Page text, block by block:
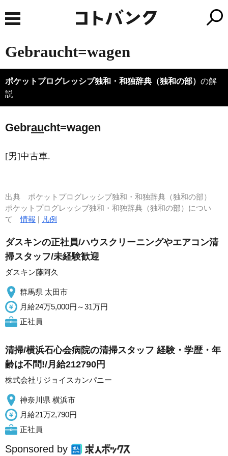
Gebraucht=wagen
ポケットプログレッシブ独和・和独辞典（独和の部） の解
説
Gebraucht=wagen
[男]中古車.
出典 ポケットプログレッシブ独和・和独辞典（独和の部）
ポケットプログレッシブ独和・和独辞典（独和の部）につい
て情報 | 凡例
ダスキンの正社員/ハウスクリーニングやエアコン清
掃スタッフ/未経験歓迎
ダスキン藤阿久
群馬県 太田市
月給24万5,000円～31万円
正社員
清掃/横浜石心会病院の清掃スタッフ 経験・学歴・年
齢は不問!/月給212790円
株式会社リジョイスカンパニー
神奈川県 横浜市
月給21万2,790円
正社員
Sponsored by